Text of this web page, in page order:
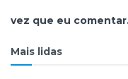
vez que eu
Mais lidas